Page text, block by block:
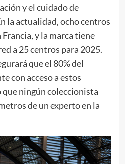
y el cuidado de
la actualidad, ocho centros
y la marca tiene
a 25 centros para 2025.
que el 80% del
con acceso a estos
ningún coleccionista
de un experto en la